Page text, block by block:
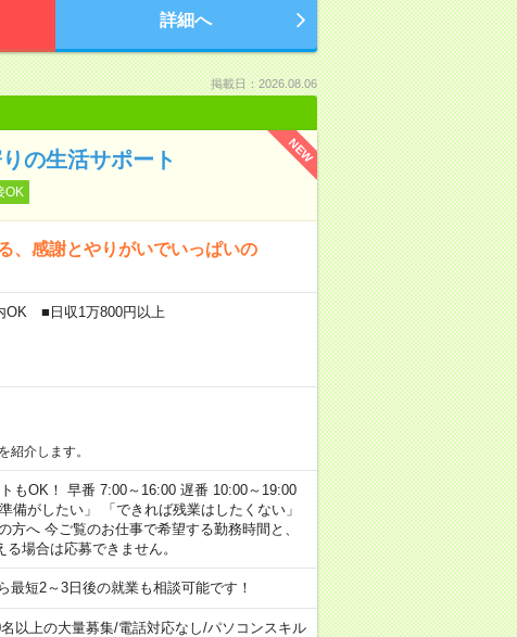
詳細へ
掲載日：2026.08.06
NEW
の生活サポート
OK
、感謝とやりがいでいっぱいの
■日収1万800円以上
介します。
もOK！ 早番 7:00～16:00 遅番 10:00～19:00
備がしたい」 「できれば残業はしたくない」
へ 今ご覧のお仕事で希望する勤務時間と、
場合は応募できません。
短2～3日後の就業も相談可能です！
以上の大量募集/電話対応なし/パソコンスキル